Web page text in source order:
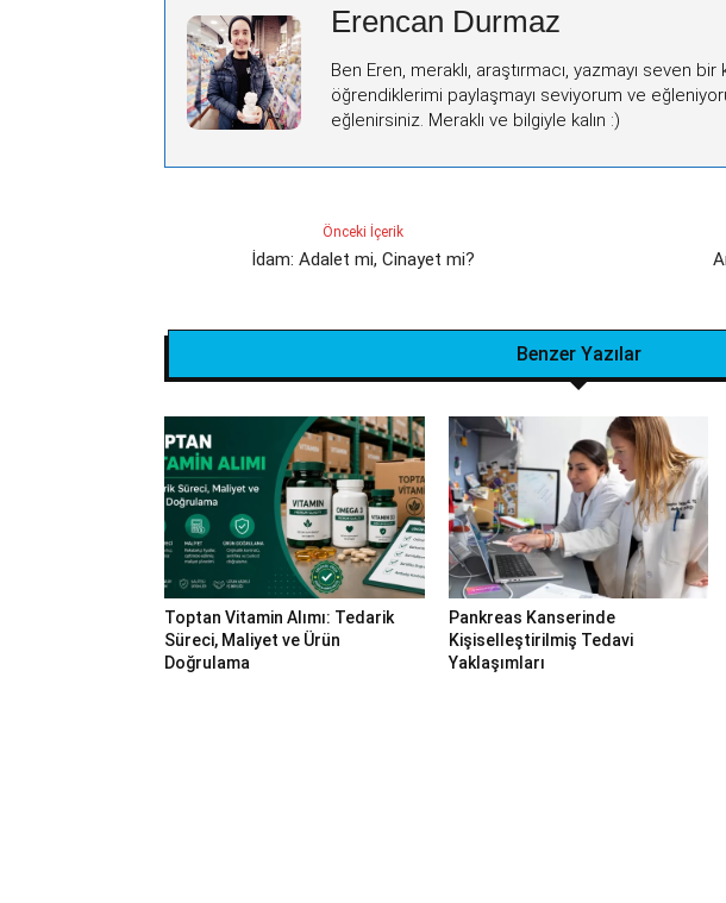
Erencan Durmaz
Ben Eren, meraklı, araştırmacı, yazmayı seven
öğrendiklerimi paylaşmayı seviyorum ve
eğlenirsiniz. Meraklı ve bilgiyle kalın :)
Önceki İçerik
İdam: Adalet mi, Cinayet mi?
Benzer Yazılar
Toptan Vitamin Alımı: Tedarik
Süreci, Maliyet ve Ürün
Doğrulama
Pankreas Kanserinde
Kişiselleştirilmiş Tedavi
Yaklaşımları